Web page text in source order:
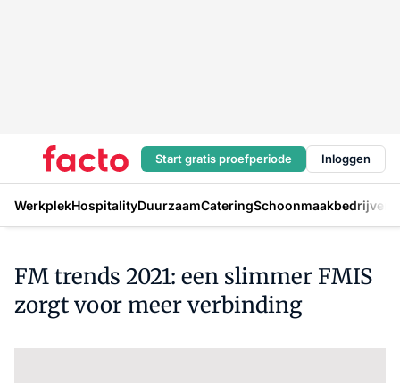
Start gratis proefperiode Inloggen
WerkplekHospitalityDuurzaamCateringSchoonmaakbedrijven
FM trends 2021: een slimmer FMIS
zorgt voor meer verbinding